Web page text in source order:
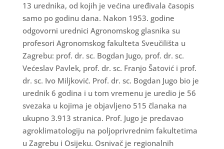
13 urednika, od kojih je većina uređivala časopis
samo po godinu dana. Nakon 1953. godine
odgovorni urednici Agronomskog glasnika su
profesori Agronomskog fakulteta Sveučilišta u
Zagrebu: prof. dr. sc. Bogdan Jugo, prof. dr. sc.
Većeslav Pavlek, prof. dr. sc. Franjo Šatović i prof.
dr. sc. Ivo Miljković. Prof. dr. sc. Bogdan Jugo bio je
urednik 6 godina i u tom vremenu je uredio je 56
svezaka u kojima je objavljeno 515 članaka na
ukupno 3.913 stranica. Prof. Jugo je predavao
agroklimatologiju na poljoprivrednim fakultetima
u Zagrebu i Osijeku. Osnivač je regionalnih